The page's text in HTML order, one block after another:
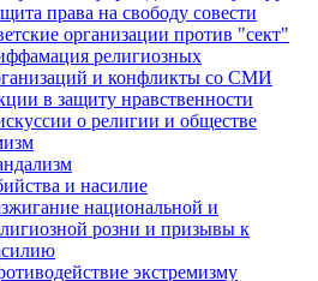
права на свободу совести
организации против "сект"
религиозных
и конфликты со СМИ
в защиту нравственности
о религии и обществе
и насилие
национальной и
розни и призывы к
экстремизму